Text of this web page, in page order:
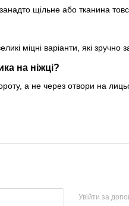
щільне або тканина
міцні варіанти, які зручно
на ніжці?
а не через отвори на
Увійти за